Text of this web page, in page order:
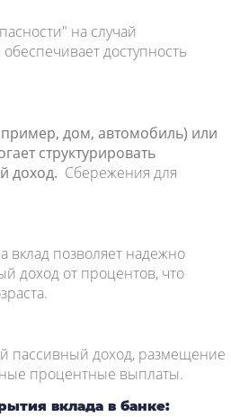
на случай
доступность
дом, автомобиль) или
структурировать
доход. Сбережения для
вклад позволяет надежно
доход от процентов, что
пассивный доход, размещение
процентные выплаты.
вклада в банке: